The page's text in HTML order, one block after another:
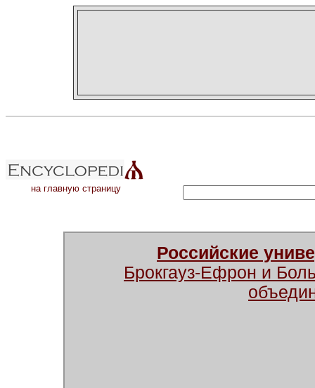
на главную страницу
Российские
Брокгауз-Ефрон и